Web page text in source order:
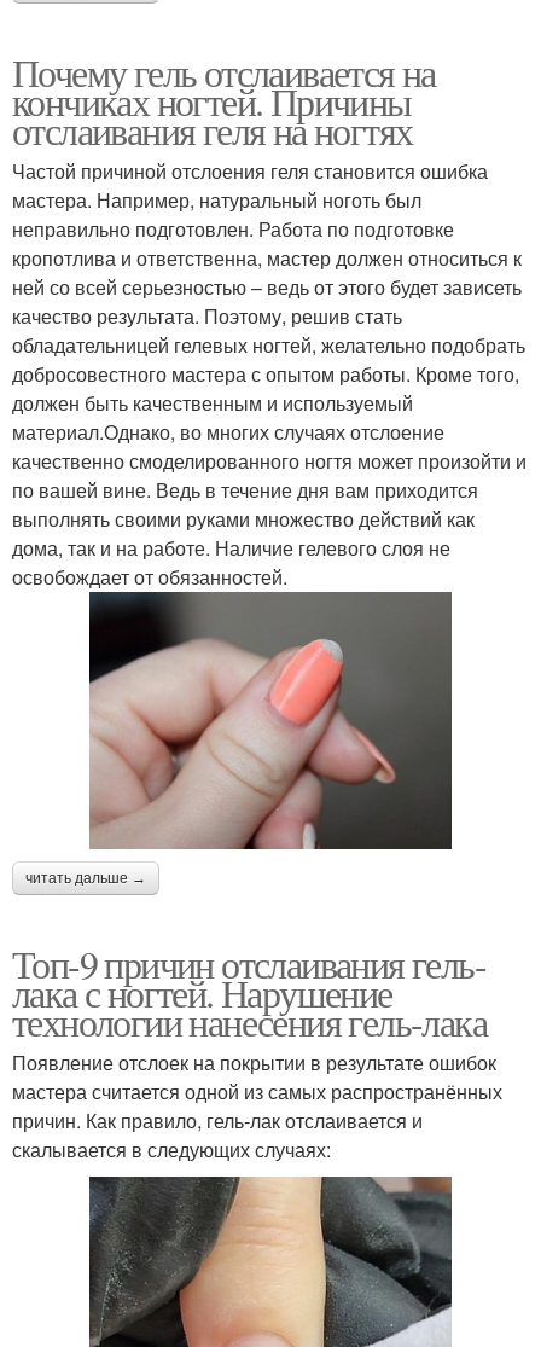
Почему гель отслаивается на
кончиках ногтей. Причины
отслаивания геля на ногтях
Частой причиной отслоения геля становится ошибка
мастера. Например, натуральный ноготь был
неправильно подготовлен. Работа по подготовке
кропотлива и ответственна, мастер должен относиться к
ней со всей серьезностью – ведь от этого будет зависеть
качество результата. Поэтому, решив стать
обладательницей гелевых ногтей, желательно подобрать
добросовестного мастера с опытом работы. Кроме того,
должен быть качественным и используемый
материал.Однако, во многих случаях отслоение
качественно смоделированного ногтя может произойти и
по вашей вине. Ведь в течение дня вам приходится
выполнять своими руками множество действий как
дома, так и на работе. Наличие гелевого слоя не
освобождает от обязанностей.
читать дальше →
Топ-9 причин отслаивания гель-
лака с ногтей. Нарушение
технологии нанесения гель-лака
Появление отслоек на покрытии в результате ошибок
мастера считается одной из самых распространённых
причин. Как правило, гель-лак отслаивается и
скалывается в следующих случаях: